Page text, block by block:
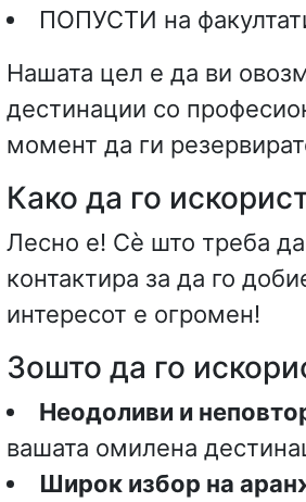
ПОПУСТИ на
Нашата цел е да ви
дестинации со
момент да ги
Како да го
Лесно е! Сè што треба
контактира за да го
интересот е огромен!
Зошто да го
Неодоливи и
вашата омилена
Широк избор на